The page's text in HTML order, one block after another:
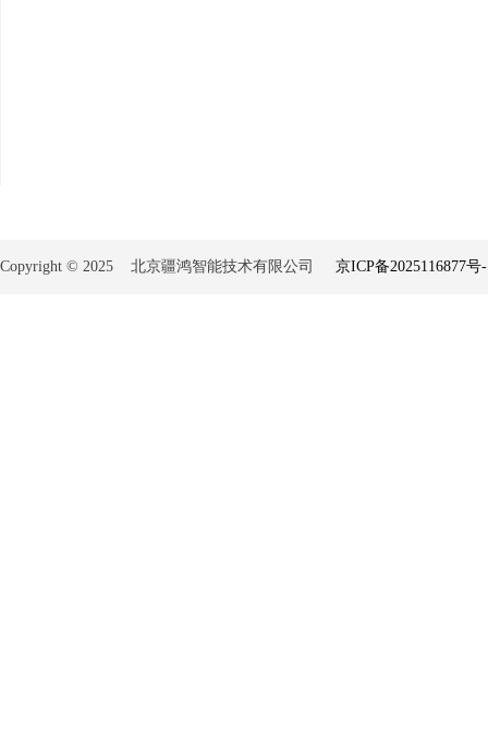
Copyright © 2025 北京疆鸿智能技术有限公司 京ICP备2025116877号